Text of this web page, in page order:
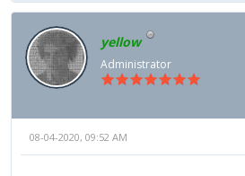
yellow
Administrator
08-04-2020, 09:52 AM